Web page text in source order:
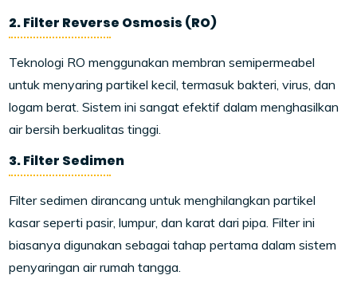
2. Filter Reverse Osmosis (RO)
Teknologi RO menggunakan membran semipermeabel
untuk menyaring partikel kecil, termasuk bakteri, virus, dan
logam berat. Sistem ini sangat efektif dalam menghasilkan
air bersih berkualitas tinggi.
3. Filter Sedimen
Filter sedimen dirancang untuk menghilangkan partikel
kasar seperti pasir, lumpur, dan karat dari pipa. Filter ini
biasanya digunakan sebagai tahap pertama dalam sistem
penyaringan air rumah tangga.